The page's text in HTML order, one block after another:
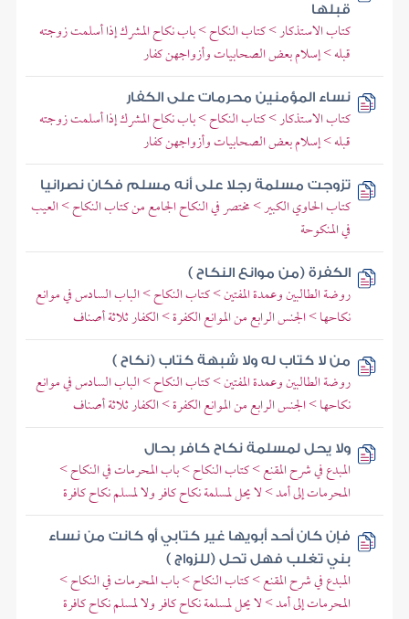
قبلها
كتاب الاستذكار > كتاب النكاح > باب نكاح المشرك إذا أسلمت زوجته
قبله > إسلام بعض الصحابيات وأزواجهن كفار
نساء المؤمنين محرمات على الكفار
كتاب الاستذكار > كتاب النكاح > باب نكاح المشرك إذا أسلمت زوجته
قبله > إسلام بعض الصحابيات وأزواجهن كفار
تزوجت مسلمة رجلا على أنه مسلم فكان نصرانيا
كتاب الحاوي الكبير > مختصر في النكاح الجامع من كتاب النكاح > العيب
في المنكوحة
الكفرة (من موانع النكاح )
روضة الطالبين وعمدة المفتين > كتاب النكاح > الباب السادس في موانع
نكاحها > الجنس الرابع من الموانع الكفرة > الكفار ثلاثة أصناف
من لا كتاب له ولا شبهة كتاب (نكاح )
روضة الطالبين وعمدة المفتين > كتاب النكاح > الباب السادس في موانع
نكاحها > الجنس الرابع من الموانع الكفرة > الكفار ثلاثة أصناف
ولا يحل لمسلمة نكاح كافر بحال
المبدع في شرح المقنع > كتاب النكاح > باب المحرمات في النكاح >
المحرمات إلى أمد > لا يحل لمسلمة نكاح كافر ولا لمسلم نكاح كافرة
فإن كان أحد أبويها غير كتابي أو كانت من نساء
بني تغلب فهل تحل (للزواج )
المبدع في شرح المقنع > كتاب النكاح > باب المحرمات في النكاح >
المحرمات إلى أمد > لا يحل لمسلمة نكاح كافر ولا لمسلم نكاح كافرة